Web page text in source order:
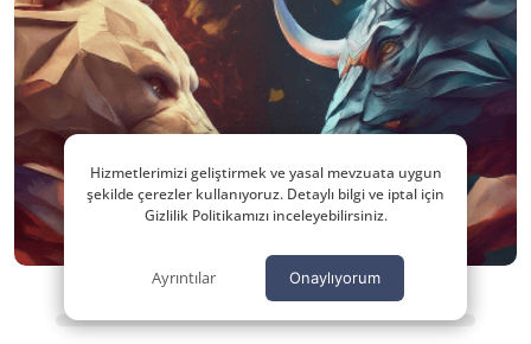
Hizmetlerimizi geliştirmek ve yasal mevzuata uygun
şekilde çerezler kullanıyoruz. Detaylı bilgi ve iptal için
Gizlilik Politikamızı inceleyebilirsiniz.
Ayrıntılar Onaylıyorum